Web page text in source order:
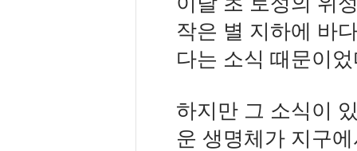
작은 별 지하에 바
다는 소식 때문이
하지만 그 소식이
운 생명체가 지구